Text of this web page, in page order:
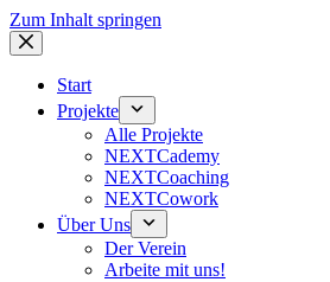
Zum Inhalt springen
Start
Projekte
Alle Projekte
NEXTCademy
NEXTCoaching
NEXTCowork
Über Uns
Der Verein
Arbeite mit uns!